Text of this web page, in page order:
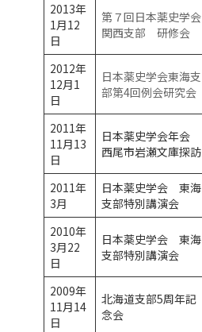
2013年
1月12
日
第７回日本薬史学会
関西支部 研修会
2012年
12月1
日
日本薬史学会東海支
部第4回例会研究会
2011年
11月13
日
日本薬史学会年会
西尾市岩瀬文庫探訪
2011年
3月
日本薬史学会 東海
支部特別講演会
2010年
3月22
日
日本薬史学会 東海
支部特別講演会
2009年
11月14
日
北海道支部5周年記
念会